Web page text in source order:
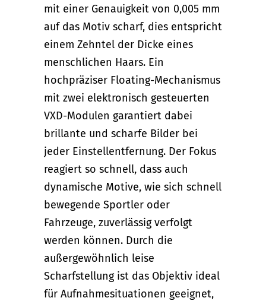
mit einer Genauigkeit von 0,005 mm
auf das Motiv scharf, dies entspricht
einem Zehntel der Dicke eines
menschlichen Haars. Ein
hochpräziser Floating-Mechanismus
mit zwei elektronisch gesteuerten
VXD-Modulen garantiert dabei
brillante und scharfe Bilder bei
jeder Einstellentfernung. Der Fokus
reagiert so schnell, dass auch
dynamische Motive, wie sich schnell
bewegende Sportler oder
Fahrzeuge, zuverlässig verfolgt
werden können. Durch die
außergewöhnlich leise
Scharfstellung ist das Objektiv ideal
für Aufnahmesituationen geeignet,